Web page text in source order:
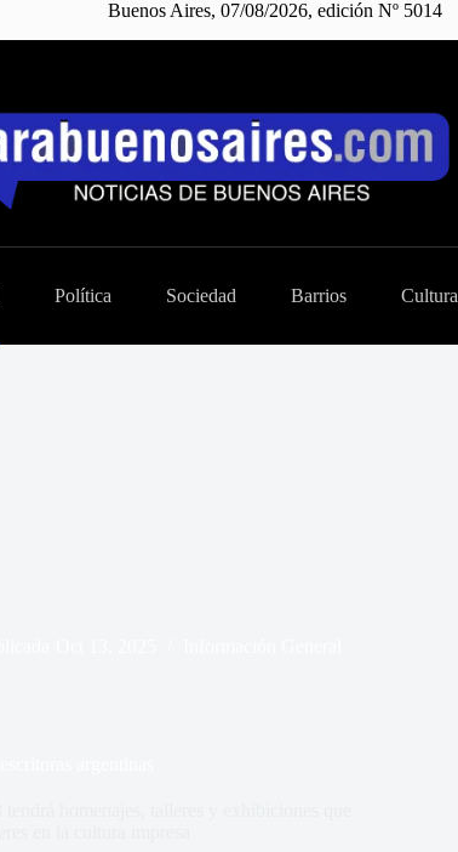
Buenos Aires, 07/08/2026, edición Nº 5014
Política Sociedad Barrios Cultura